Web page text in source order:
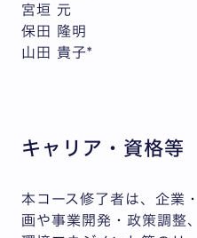
宮垣 元
保田 隆明
山田 貴子*
キャリア・資格等
本コース修了者は、企業
画や事業開発・政策調整